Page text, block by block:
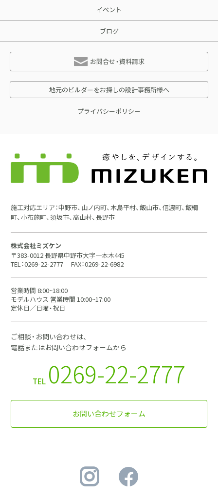
イベント
ブログ
お問合せ・資料請求
地元のビルダーをお探しの設計事務所様へ
プライバシーポリシー
施工対応エリア：中野市、山ノ内町、木島平村、飯山市、信濃町、飯綱
町、小布施町、須坂市、高山村、長野市
株式会社ミズケン
〒383-0012 長野県中野市大字一本木445
TEL：0269-22-2777
FAX：0269-22-6982
営業時間 8:00~18:00
モデルハウス 営業時間 10:00~17:00
定休日／日曜・祝日
ご相談・お問い合わせは、
電話またはお問い合わせフォームから
TEL 0269-22-2777
お問い合わせフォーム